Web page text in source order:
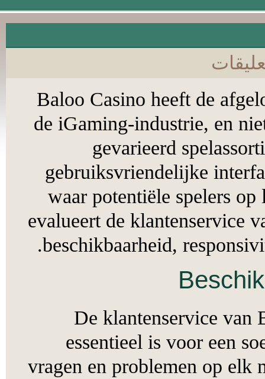
Baloo Casino heeft de
de iGaming-industrie,
gevarieerd
gebruiksvriendelijke
waar potentiële
evalueert de
beschikbaarheid,
De klantenservice
essentieel is voor
vragen en problemen op